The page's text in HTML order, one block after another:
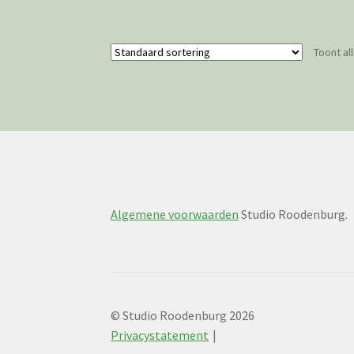
Toont
Algemene voorwaarden Studio Roodenburg.
© Studio Roodenburg 2026
Privacystatement